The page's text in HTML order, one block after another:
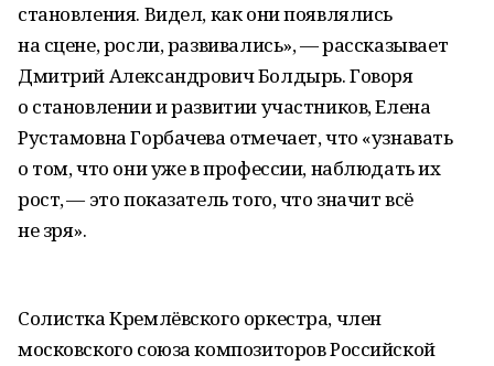
становления. Видел, как они появлялись
на сцене, росли, развивались», — рассказывает
Дмитрий Александрович Болдырь. Говоря
о становлении и развитии участников, Елена
Рустамовна Горбачева отмечает, что «узнавать
о том, что они уже в профессии, наблюдать их
рост, — это показатель того, что значит всё
не зря».
Солистка Кремлёвского оркестра, член
московского союза композиторов Российской